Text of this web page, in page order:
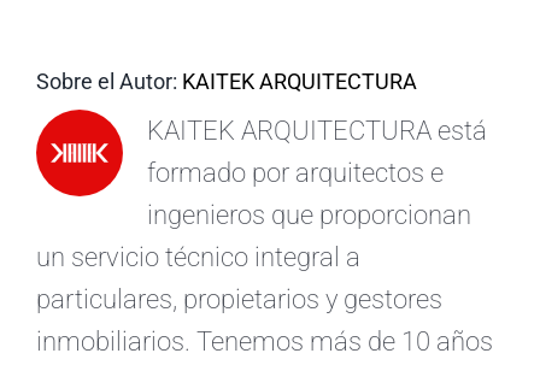
Sobre el Autor: KAITEK ARQUITECTURA
KAITEK ARQUITECTURA está
formado por arquitectos e
ingenieros que proporcionan
un servicio técnico integral a
particulares, propietarios y gestores
inmobiliarios. Tenemos más de 10 años